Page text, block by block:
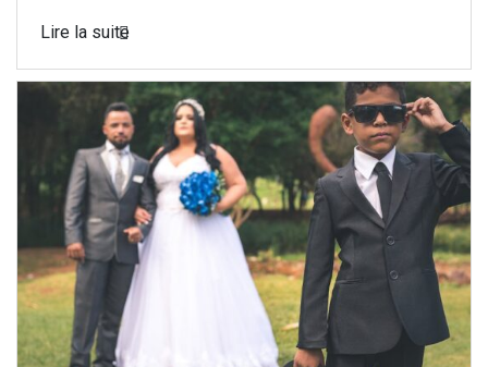
Lire la suite